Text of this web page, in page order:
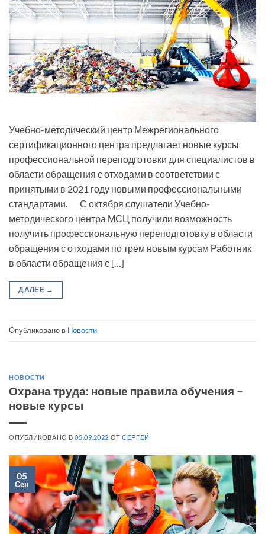
Учебно-методический центр Межрегионального
сертификационного центра предлагает новые курсы
профессиональной переподготовки для специалистов в
области обращения с отходами в соответствии с
принятыми в 2021 году новыми профессиональными
стандартами. С октября слушатели Учебно-
методического центра МСЦ получили возможность
получить профессиональную переподготовку в области
обращения с отходами по трем новым курсам Работник
в области обращения с […]
ДАЛЕЕ →
Опубликовано в Новости
НОВОСТИ
Охрана труда: новые правила обучения –
новые курсы
ОПУБЛИКОВАНО В05.09.2022 ОТСЕРГЕЙ
05
Сен